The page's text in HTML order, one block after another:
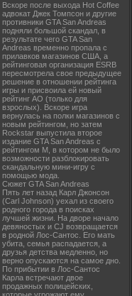
Вскоре после выхода Hot Coffee
адвокат Джек Томпсон и другие
противники GTA San Andreas
подняли большой скандал, в
результате чего GTA San
Andreas временно пропала с
прилавков магазинов США, а
рейтинговая организация ESRB
пересмотрела свое предыдущее
решение в отношении рейтинга
игры и присвоила ей новый
рейтинг AO (только для
взрослых). Вскоре игра
вернулась на полки магазинов с
новым рейтингом, но затем
Rockstar выпустила второе
издание GTA San Andreas с
рейтингом M, в котором не было
возможности разблокировать
скандальную мини-игру с
помощью мода.
Сюжет GTA San Andreas
Пять лет назад Карл Джонсон
(Carl Johnson) уехал из своего
родного города в поисках
лучшей жизни. На дворе начало
девяностых и CJ возвращается
в родной Лос-Сантос. Его мать
убита, семья распадается, а
друзья детства медленно, но
верно опускаются на самое дно.
По прибытии в Лос-Сантос
Карла встречают двое
продажных полицейских,